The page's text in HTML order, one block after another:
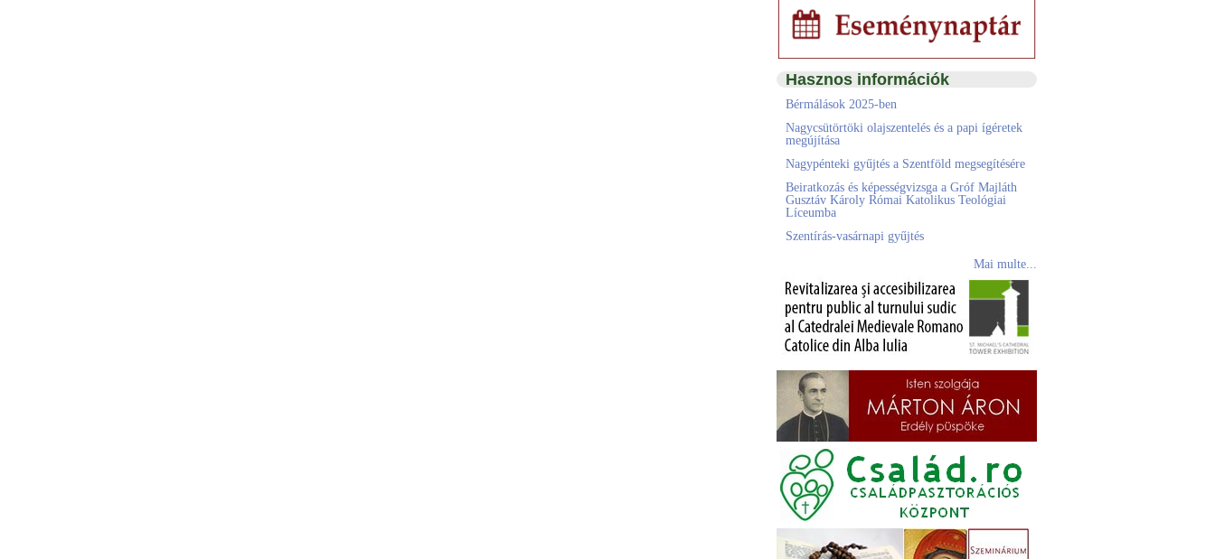
Hasznos információk
Bérmálások 2025-ben
Nagycsütörtöki olajszentelés és a papi ígéretek
megújítása
Nagypénteki gyűjtés a Szentföld megsegítésére
Beiratkozás és képességvizsga a Gróf Majláth
Gusztáv Károly Római Katolikus Teológiai
Líceumba
Szentírás-vasárnapi gyűjtés
Mai multe...